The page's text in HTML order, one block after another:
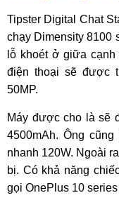
Tipster Digital Chat
chạy Dimensity 8100
lỗ khoét ở giữa
điện thoại sẽ được
50MP.
Máy được cho là sẽ
4500mAh. Ông
nhanh 120W. Ngoài
bị. Có khả năng
gọi OnePlus 10